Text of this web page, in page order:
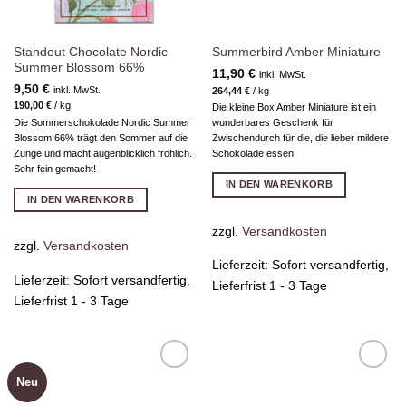
Standout Chocolate Nordic
Summer Blossom 66%
9,50 € inkl. MwSt.
190,00 €/ kg
Die Sommerschokolade Nordic Summer
Blossom 66% trägt den Sommer auf die
Zunge und macht augenblicklich fröhlich.
Sehr fein gemacht!
IN DEN WARENKORB
zzgl. Versandkosten
Lieferzeit: Sofort versandfertig,
Lieferfrist 1 - 3 Tage
Summerbird Amber Miniature
11,90 € inkl. MwSt.
264,44 €/ kg
Die kleine Box Amber Miniature ist ein
wunderbares Geschenk für
Zwischendurch für die, die lieber mildere
Schokolade essen
IN DEN WARENKORB
zzgl. Versandkosten
Lieferzeit: Sofort versandfertig,
Lieferfrist 1 - 3 Tage
Neu